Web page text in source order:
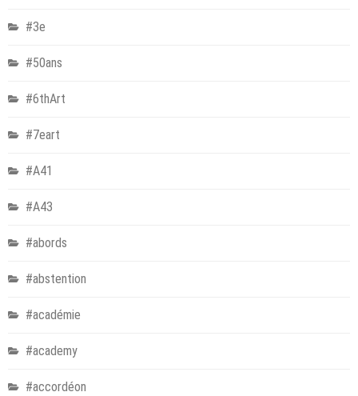
#3e
#50ans
#6thArt
#7eart
#A41
#A43
#abords
#abstention
#académie
#academy
#accordéon